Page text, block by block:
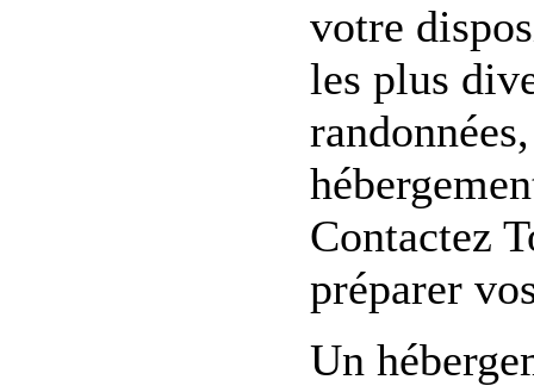
votre
les plus
Contactez
préparer
Un